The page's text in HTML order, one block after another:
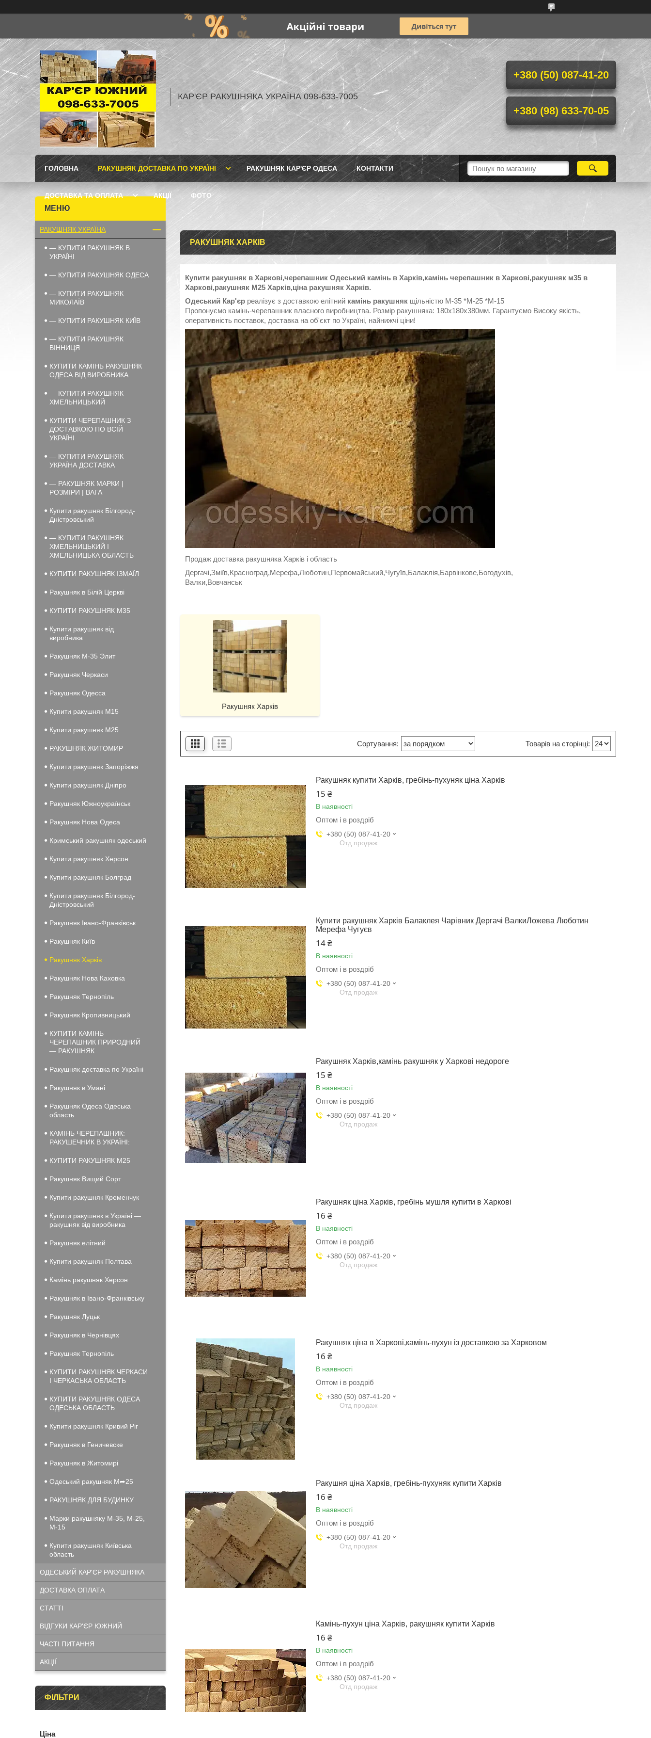
КАР'ЄР РАКУШНЯКА УКРАЇНА 098-633-7005
+380 (50) 087-41-20
+380 (98) 633-70-05
ГОЛОВНА РАКУШНЯК ДОСТАВКА ПО УКРАЇНІ РАКУШНЯК КАР'ЄР ОДЕСА КОНТАКТИ
ДОСТАВКА ТА ОПЛАТА АКЦІЇ ФОТО
РАКУШНЯК ХАРКІВ
Купити ракушняк в Харкові,черепашник Одеський камінь в Харків,камінь черепашник в Харкові,ракушняк м35 в
Харкові,ракушняк М25 Харків,ціна ракушняк Харків.
Одеський Кар'єр реалізує з доставкою елітний камінь ракушняк щільністю М-35 *М-25 *М-15
Пропонуємо камінь-черепашник власного виробництва. Розмір ракушняка: 180х180х380мм. Гарантуємо Високу якість,
оперативність поставок, доставка на об'єкт по Україні, найнижчі ціни!
Продаж доставка ракушняка Харків і область
Дергачі,Зміїв,Красноград,Мерефа,Люботин,Первомайський,Чугуїв,Балаклія,Барвінкове,Богодухів,
Валки,Вовчанськ
Ракушняк Харків
Ракушняк купити Харків, гребінь-пухуняк ціна Харків
15 ₴
В наявності
Оптом і в роздріб
+380 (50) 087-41-20
Отд продаж
Купити ракушняк Харків Балаклея Чарівник Дергачі ВалкиЛожева Люботин
Мерефа Чугуєв
14 ₴
В наявності
Оптом і в роздріб
+380 (50) 087-41-20
Отд продаж
Ракушняк Харків,камінь ракушняк у Харкові недороге
15 ₴
В наявності
Оптом і в роздріб
+380 (50) 087-41-20
Отд продаж
Ракушняк ціна Харків, гребінь мушля купити в Харкові
16 ₴
В наявності
Оптом і в роздріб
+380 (50) 087-41-20
Отд продаж
Ракушняк ціна в Харкові,камінь-пухун із доставкою за Харковом
16 ₴
В наявності
Оптом і в роздріб
+380 (50) 087-41-20
Отд продаж
Ракушня ціна Харків, гребінь-пухуняк купити Харків
16 ₴
В наявності
Оптом і в роздріб
+380 (50) 087-41-20
Отд продаж
Камінь-пухун ціна Харків, ракушняк купити Харків
16 ₴
В наявності
Оптом і в роздріб
+380 (50) 087-41-20
Отд продаж
РАКУШНЯК УКРАЇНА
— КУПИТИ РАКУШНЯК В
УКРАЇНІ
— КУПИТИ РАКУШНЯК ОДЕСА
— КУПИТИ РАКУШНЯК
МИКОЛАЇВ
— КУПИТИ РАКУШНЯК КИЇВ
— КУПИТИ РАКУШНЯК
ВІННИЦЯ
КУПИТИ КАМІНЬ РАКУШНЯК
ОДЕСА ВІД ВИРОБНИКА
— КУПИТИ РАКУШНЯК
ХМЕЛЬНИЦЬКИЙ
КУПИТИ ЧЕРЕПАШНИК З
ДОСТАВКОЮ ПО ВСІЙ
УКРАЇНІ
— КУПИТИ РАКУШНЯК
УКРАЇНА ДОСТАВКА
— РАКУШНЯК МАРКИ |
РОЗМІРИ | ВАГА
Купити ракушняк Білгород-
Дністровський
— КУПИТИ РАКУШНЯК
ХМЕЛЬНИЦЬКИЙ І
ХМЕЛЬНИЦЬКА ОБЛАСТЬ
КУПИТИ РАКУШНЯК ІЗМАЇЛ
Ракушняк в Білій Церкві
КУПИТИ РАКУШНЯК М35
Купити ракушняк від
виробника
Ракушняк М-35 Элит
Ракушняк Черкаси
Ракушняк Одесса
Купити ракушняк М15
Купити ракушняк М25
РАКУШНЯК ЖИТОМИР
Купити ракушняк Запоріжжя
Купити ракушняк Дніпро
Ракушняк Южноукраїнськ
Ракушняк Нова Одеса
Кримський ракушняк одеський
Купити ракушняк Херсон
Купити ракушняк Болград
Купити ракушняк Білгород-
Дністровський
Ракушняк Івано-Франківськ
Ракушняк Київ
Ракушняк Харків
Ракушняк Нова Каховка
Ракушняк Тернопіль
Ракушняк Кропивницький
КУПИТИ КАМІНЬ
ЧЕРЕПАШНИК ПРИРОДНИЙ
— РАКУШНЯК
Ракушняк доставка по Україні
Ракушняк в Умані
Ракушняк Одеса Одеська
область
КАМІНЬ ЧЕРЕПАШНИК:
РАКУШЕЧНИК В УКРАЇНІ:
КУПИТИ РАКУШНЯК М25
Ракушняк Вищий Сорт
Купити ракушняк Кременчук
Купити ракушняк в Україні —
ракушняк від виробника
Ракушняк елітний
Купити ракушняк Полтава
Камінь ракушняк Херсон
Ракушняк в Івано-Франківську
Ракушняк Луцьк
Ракушняк в Чернівцях
Ракушняк Тернопіль
КУПИТИ РАКУШНЯК ЧЕРКАСИ
І ЧЕРКАСЬКА ОБЛАСТЬ
КУПИТИ РАКУШНЯК ОДЕСА
ОДЕСЬКА ОБЛАСТЬ
Купити ракушняк Кривий Ріг
Ракушняк в Геничевске
Ракушняк в Житомирі
Одеський ракушняк М➦25
РАКУШНЯК ДЛЯ БУДИНКУ
Марки ракушняку М-35, М-25,
М-15
Купити ракушняк Київська
область
ОДЕСЬКИЙ КАР'ЄР РАКУШНЯКА
ДОСТАВКА ОПЛАТА
СТАТТІ
ВІДГУКИ КАР'ЄР ЮЖНИЙ
ЧАСТІ ПИТАННЯ
АКЦІЇ
ФІЛЬТРИ
Ціна